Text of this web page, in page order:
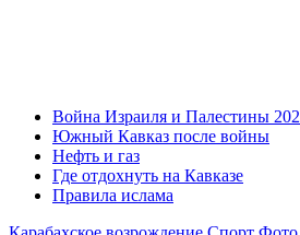
Война Израиля и Палестины
Южный Кавказ после войны
Нефть и газ
Где отдохнуть на Кавказе
Правила ислама